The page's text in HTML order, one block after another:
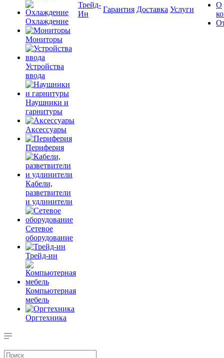
Охлаждение
Мониторы
Устройства
ввода
Наушники и
гарнитуры
Аксессуары
Периферия
Кабели,
разветвители
и удлинители
Сетевое
оборудование
Трейд-ин
Компьютерная
мебель
Оргтехника
Трейд-
Ин
Гарантия Доставка Услуги
О